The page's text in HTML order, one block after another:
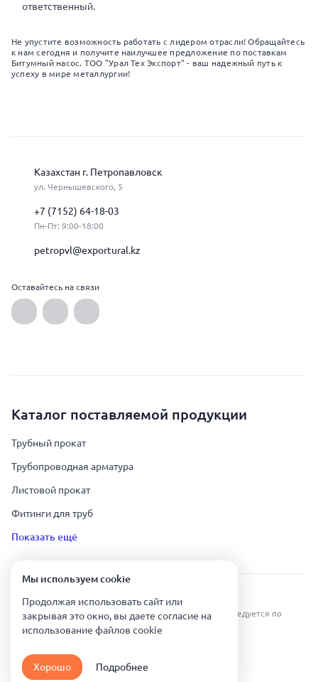
ответственный.
Не упустите возможность работать с лидером отрасли! Обращайтесь
к нам сегодня и получите наилучшее предложение по поставкам
Битумный насос. ТОО "Урал Тех Экспорт" - ваш надежный путь к
успеху в мире металлургии!
Казахстан г. Петропавловск
ул. Чернышевского, 5
+7 (7152) 64-18-03
Пн-Пт: 9:00-18:00
petropvl@exportural.kz
Оставайтесь на связи
Каталог поставляемой продукции
Трубный прокат
Трубопроводная арматура
Листовой прокат
Фитинги для труб
Показать ещё
Урал Тех Экспорт — Казахстан © 2019-
Все права защищены. Копирование информации преследуется по
Карта сайта
Политика конфиденциальности
Мы используем сookie
Продолжая использовать сайт или
закрывая это окно, вы даете согласие на
использование файлов сookie
Хорошо Подробнее